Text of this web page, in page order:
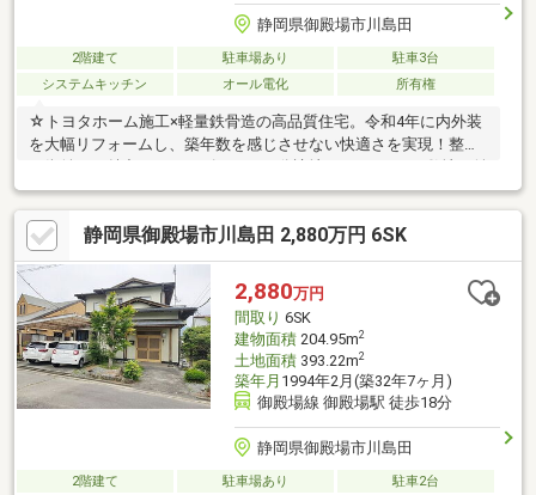
静岡県御殿場市川島田
2階建て 駐車場あり
駐車3台
システムキッチン
オール電化 所有権
☆トヨタホーム施工×軽量鉄骨造の高品質住宅。令和4年に内外装
を大幅リフォームし、築年数を感じさせない快適さを実現！整っ
た街並みが魅力のチアーズガーデン分譲地♪ゆとりのある敷地は並
列4台の駐車も可能♪
静岡県御殿場市川島田 2,880万円 6SK
2,880万円
間取り 6SK
建物面積204.95m2
土地面積393.22m2
築年月 1994年2月(築32年7ヶ月)
御殿場線 御殿場駅 徒歩18分
静岡県御殿場市川島田
2階建て 駐車場あり 駐車2台